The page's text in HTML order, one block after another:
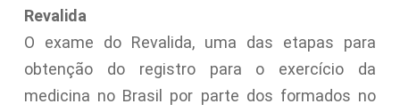
Revalida
O exame do Revalida, uma das etapas para
obtenção do registro para o exercício da
medicina no Brasil por parte dos formados no